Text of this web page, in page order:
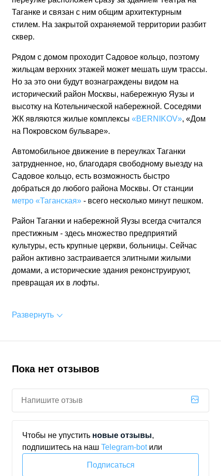
Таганке и связан с ним общим архитектурным
стилем. На закрытой охраняемой территории разбит
сквер.
Рядом с домом проходит Садовое кольцо, поэтому
жильцам верхних этажей может мешать шум трассы.
Но за это они будут вознаграждены видом на
исторический район Москвы, набережную Яузы и
высотку на Котельнической набережной. Соседями
ЖК являются жилые комплексы «BERNIKOV», «Дом
на Покровском бульваре».
Автомобильное движение в переулках Таганки
затрудненное, но, благодаря свободному выезду на
Садовое кольцо, есть возможность быстро
добраться до любого района Москвы. От станции
метро «Таганская» - всего несколько минут пешком.
Район Таганки и набережной Яузы всегда считался
престижным - здесь множество предприятий
культуры, есть крупные церкви, больницы. Сейчас
район активно застраивается элитными жилыми
домами, а исторические здания реконструируют,
превращая их в лофты.
Развернуть
Пока нет отзывов
Чтобы не упустить новые отзывы,
подпишитесь на наш Telegram‑botили
Подписаться